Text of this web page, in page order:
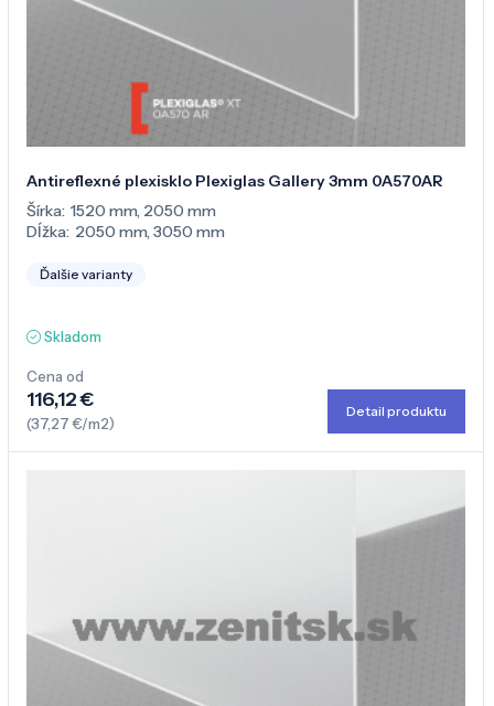
Antireflexné plexisklo Plexiglas Gallery 3mm 0A570AR
Šírka: 1520 mm, 2050 mm
Dĺžka: 2050 mm,3050 mm
Ďalšie varianty
Skladom
Cena od
116,12 €
(37,27 €/m2)
Detail produktu